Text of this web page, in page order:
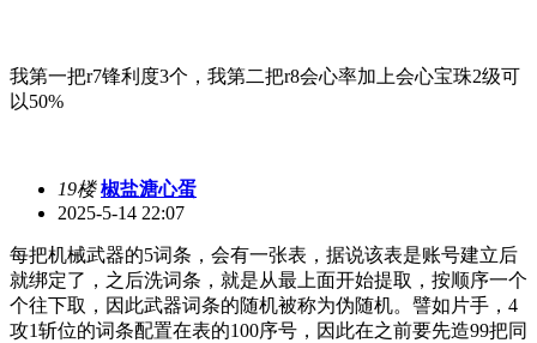
我第一把r7锋利度3个，我第二把r8会心率加上会心宝珠2级可
以50%
19楼 椒盐溏心蛋
2025-5-14 22:07
每把机械武器的5词条，会有一张表，据说该表是账号建立后
就绑定了，之后洗词条，就是从最上面开始提取，按顺序一个
个往下取，因此武器词条的随机被称为伪随机。譬如片手，4
攻1斩位的词条配置在表的100序号，因此在之前要先造99把同